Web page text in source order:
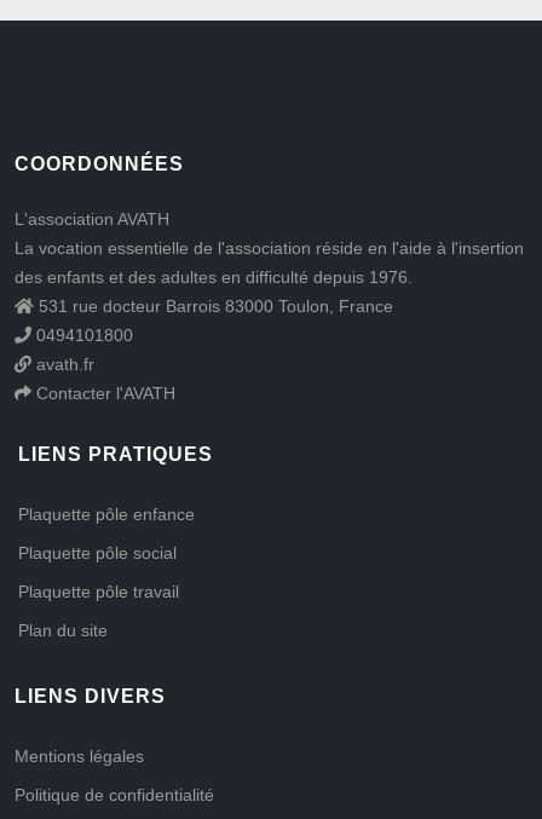
COORDONNÉES
L'association AVATH
La vocation essentielle de l'association réside en l'aide à l'insertion
des enfants et des adultes en difficulté depuis 1976
531 rue docteur Barrois 83000 Toulon
France
0494101800
avath.fr
Contacter l'AVATH
LIENS PRATIQUES
Plaquette pôle enfance
Plaquette pôle social
Plaquette pôle travail
Plan du site
LIENS DIVERS
Mentions légales
Politique de confidentialité